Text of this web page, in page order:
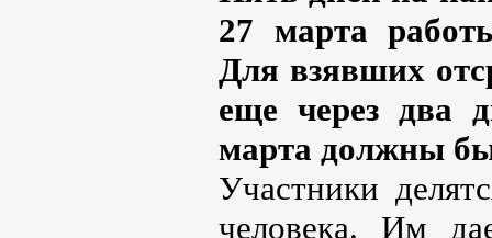
27 марта
Для взявших
еще через два
марта должны
Участники
человека. Им